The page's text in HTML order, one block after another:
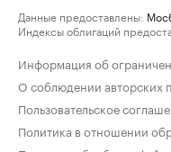
Данные предоставлены:
Индексы облигаций
Информация об
О соблюдении авторских
Пользовательское
Политика в отношении